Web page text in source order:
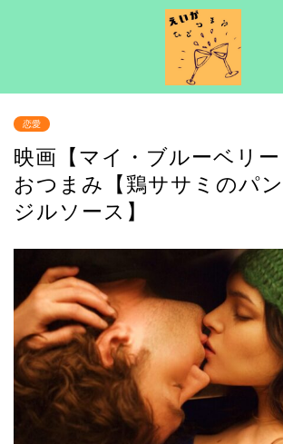
恋愛
映画【マイ・ブルーベリー
おつまみ【鶏ササミのパ
ジルソース】